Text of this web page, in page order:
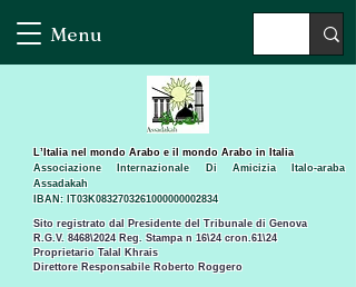
Menu
Sito registrato dal Presidente del Tribunale di Genova
R.G.V. 8468\2024 Reg. Stampa n 16\24 cron.61\24 ​
Proprietario Talal Khrais
Direttore Responsabile Roberto Roggero
L’Italia nel mondo Arabo e il mondo Arabo in Italia
Associazione Internazionale Di Amicizia Italo-araba
Assadakah
IBAN: IT03K0832703261000000002834